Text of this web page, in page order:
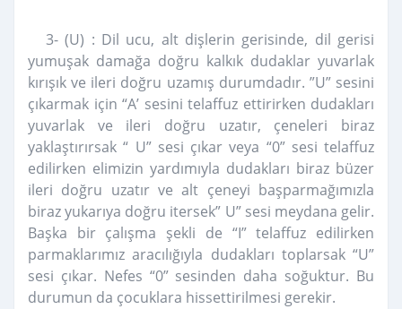
3- (U) : Dil ucu, alt dişlerin gerisinde, dil gerisi
yumuşak damağa doğru kalkık dudaklar yuvarlak
kırışık ve ileri doğru uzamış durumdadır. ”U” sesini
çıkarmak için “A’ sesini telaffuz ettirirken dudakları
yuvarlak ve ileri doğru uzatır, çeneleri biraz
yaklaştırırsak “ U” sesi çıkar veya “0” sesi telaffuz
edilirken elimizin yardımıyla dudakları biraz büzer
ileri doğru uzatır ve alt çeneyi başparmağımızla
biraz yukarıya doğru itersek” U” sesi meydana gelir.
Başka bir çalışma şekli de “I” telaffuz edilirken
parmaklarımız aracılığıyla dudakları toplarsak “U”
sesi çıkar. Nefes “0” sesinden daha soğuktur. Bu
durumun da çocuklara hissettirilmesi gerekir.